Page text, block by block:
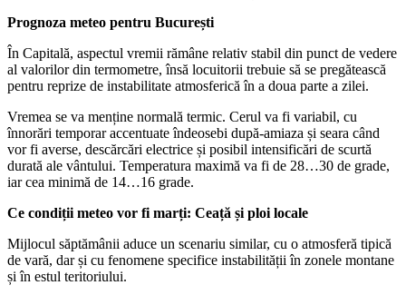
Prognoza meteo pentru București
În Capitală, aspectul vremii rămâne relativ stabil din punct de vedere
al valorilor din termometre, însă locuitorii trebuie să se pregătească
pentru reprize de instabilitate atmosferică în a doua parte a zilei.
Vremea se va menține normală termic. Cerul va fi variabil, cu
înnorări temporar accentuate îndeosebi după-amiaza și seara când
vor fi averse, descărcări electrice și posibil intensificări de scurtă
durată ale vântului. Temperatura maximă va fi de 28…30 de grade,
iar cea minimă de 14…16 grade.
Ce condiții meteo vor fi marți: Ceață și ploi locale
Mijlocul săptămânii aduce un scenariu similar, cu o atmosferă tipică
de vară, dar și cu fenomene specifice instabilității în zonele montane
și în estul teritoriului.